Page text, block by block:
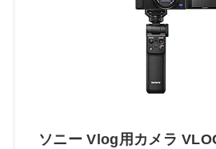
ソニー Vlog用カメラ